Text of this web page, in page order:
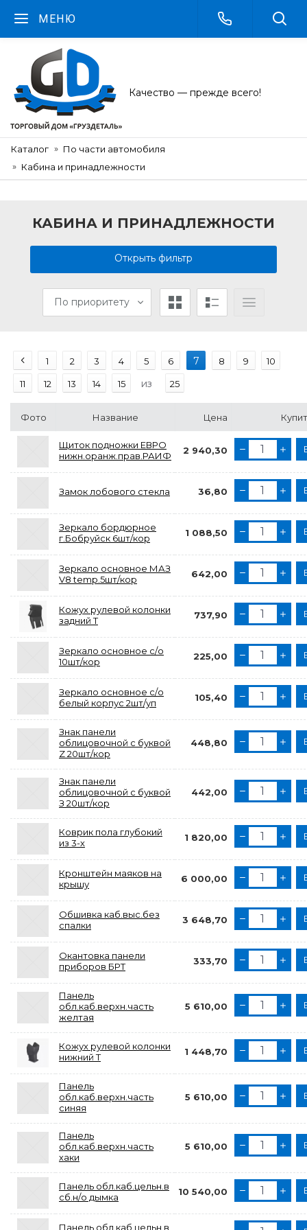
МЕНЮ
Качество — прежде всего!
Каталог
По части автомобиля
Кабина и принадлежности
КАБИНА И ПРИНАДЛЕЖНОСТИ
Открыть фильтр
По приоритету
1 2 3 4 5 6 7 8 9 10
11 12 13 14 15 из 25
Фото Название Цена
Щиток подножки ЕВРО
нижн.оранж.прав.РАИФ
2 940,30
Замок лобового стекла 36,80
Зеркало бордюрное
г.Бобруйск 6шт/кор
1 088,50
Зеркало основное МАЗ
V8 temp.5шт/кор
642,00
Кожух рулевой колонки
задний Т
737,90
Зеркало основное с/о
10шт/кор
225,00
Зеркало основное с/о
белый корпус 2шт/уп
105,40
Знак панели
облицовочной с буквой
Z 20шт/кор
448,80
Знак панели
облицовочной с буквой
З 20шт/кор
442,00
Коврик пола глубокий
из 3-х
1 820,00
Кронштейн маяков на
крышу
6 000,00
Обшивка каб.выс.без
спалки
3 648,70
Окантовка панели
приборов БРТ
333,70
Панель
обл.каб.верхн.часть
желтая
5 610,00
Кожух рулевой колонки
нижний Т
1 448,70
Панель
обл.каб.верхн.часть
синяя
5 610,00
Панель
обл.каб.верхн.часть
хаки
5 610,00
Панель обл.каб.цельн.в
сб.н/о дымка
10 540,00
Панель обл.каб.цельн.в